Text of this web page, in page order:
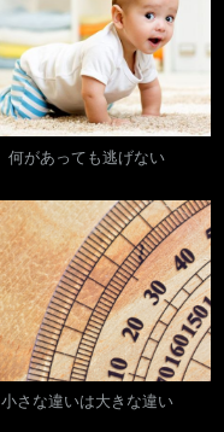
何があっても逃げない
小さな違いは大きな違い